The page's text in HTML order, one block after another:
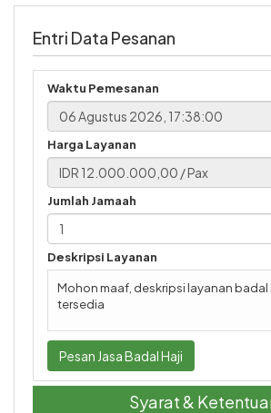
Entri Data Pesanan
Waktu Pemesanan
Harga Layanan
Jumlah Jamaah
Deskripsi Layanan
Mohon maaf, deskripsi layanan badal
tersedia
Pesan Jasa Badal Haji
Syarat &